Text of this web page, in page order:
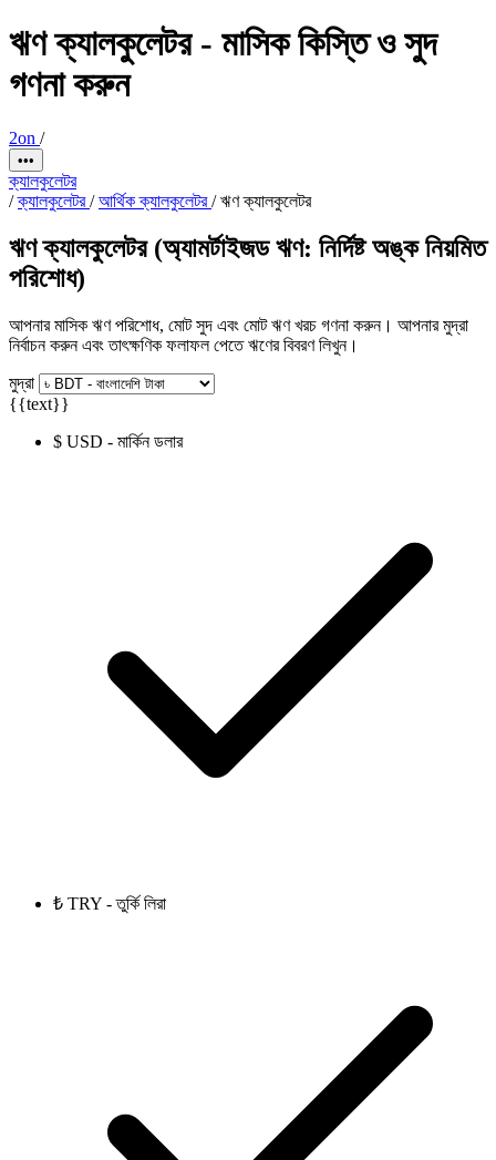
ঋণ ক্যালকুলেটর - মাসিক কিস্তি ও সুদ
গণনা করুন
2on /
•••
ক্যালকুলেটর
/ ক্যালকুলেটর/ আর্থিক ক্যালকুলেটর/ ঋণ ক্যালকুলেটর
ঋণ ক্যালকুলেটর (অ্যামর্টাইজড ঋণ: নির্দিষ্ট অঙ্ক নিয়মিত
পরিশোধ)
আপনার মাসিক ঋণ পরিশোধ, মোট সুদ এবং মোট ঋণ খরচ গণনা করুন। আপনার মুদ্রা
নির্বাচন করুন এবং তাৎক্ষণিক ফলাফল পেতে ঋণের বিবরণ লিখুন।
মুদ্রা
{{text}}
$ USD - মার্কিন ডলার
₺ TRY - তুর্কি লিরা